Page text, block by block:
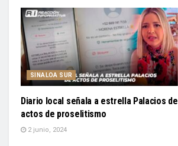
SINALOA SUR
Diario local señala a estrella Palacios de
actos de proselitismo
2 junio, 2024